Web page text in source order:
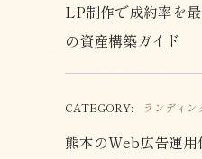
LP制作で成約率を
の資産構築ガイド
CATEGORY: ランディン
熊本のWeb広告運